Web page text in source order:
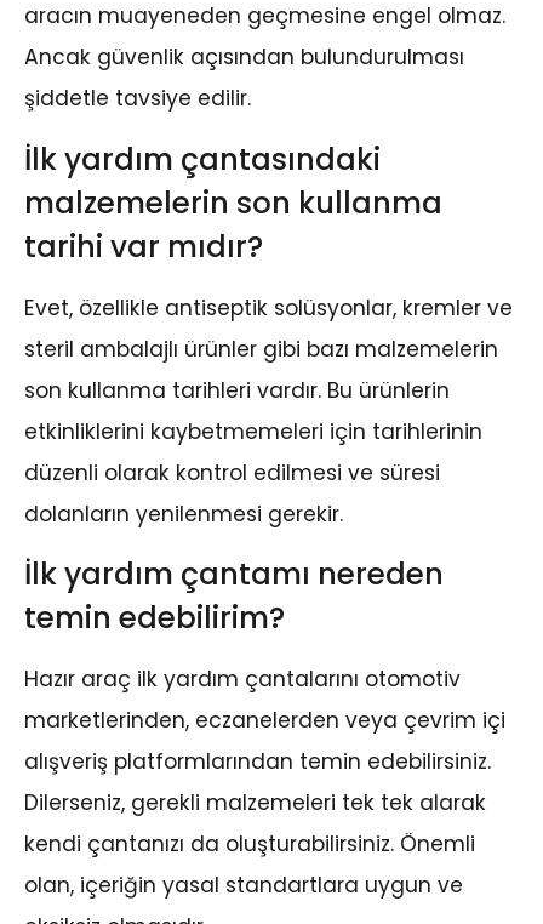
aracın muayeneden geçmesine engel olmaz.
Ancak güvenlik açısından bulundurulması
şiddetle tavsiye edilir.
İlk yardım çantasındaki
malzemelerin son kullanma
tarihi var mıdır?
Evet, özellikle antiseptik solüsyonlar, kremler ve
steril ambalajlı ürünler gibi bazı malzemelerin
son kullanma tarihleri vardır. Bu ürünlerin
etkinliklerini kaybetmemeleri için tarihlerinin
düzenli olarak kontrol edilmesi ve süresi
dolanların yenilenmesi gerekir.
İlk yardım çantamı nereden
temin edebilirim?
Hazır araç ilk yardım çantalarını otomotiv
marketlerinden, eczanelerden veya çevrim içi
alışveriş platformlarından temin edebilirsiniz.
Dilerseniz, gerekli malzemeleri tek tek alarak
kendi çantanızı da oluşturabilirsiniz. Önemli
olan, içeriğin yasal standartlara uygun ve